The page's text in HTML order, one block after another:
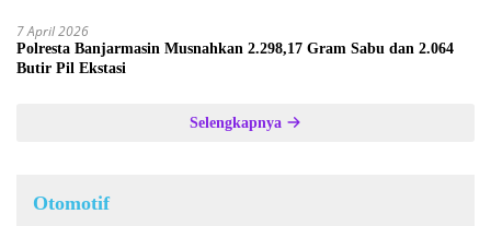
7 April 2026
Polresta Banjarmasin Musnahkan 2.298,17 Gram Sabu dan 2.064
Butir Pil Ekstasi
Selengkapnya
Otomotif